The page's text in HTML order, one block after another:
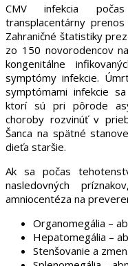
CMV infekcia
transplacentárny
Zahraničné štatistiky
zo 150 novorodencov
kongenitálne
symptómy infekcie.
symptómami infekcie
ktorí sú pri pôrode
choroby rozvinúť v
Šanca na spätné
dieťa staršie.
Ak sa počas
nasledovných
amniocentéza na
Organomegália –
Hepatomegália –
Stenšovanie a